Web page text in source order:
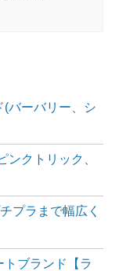
(バーバリー、シ
ンクトリック、
プラまで幅広く
ブランド【ラ